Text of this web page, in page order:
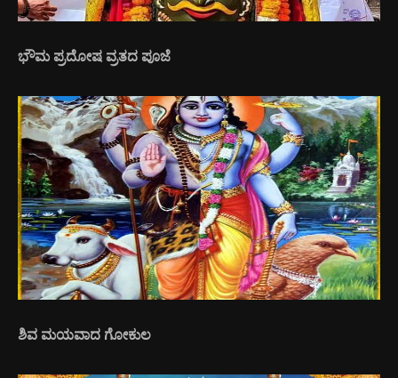
ಭೌಮ ಪ್ರದೋಷ ವ್ರತದ ಪೂಜೆ
ಶಿವ ಮಯವಾದ ಗೋಕುಲ